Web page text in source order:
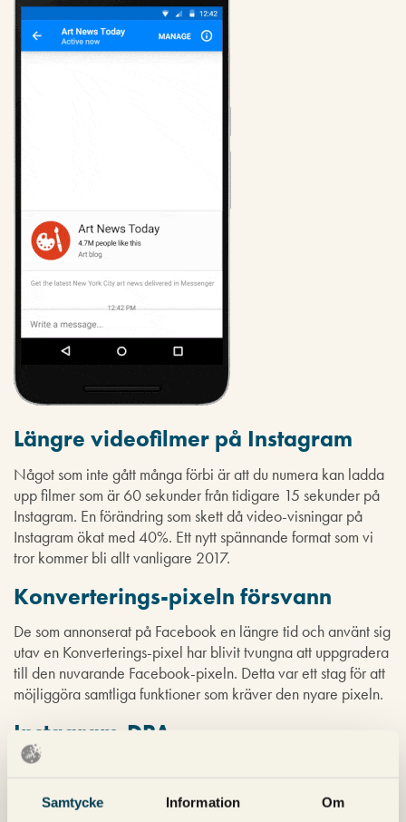
Samtycke Information Om
Längre videofilmer på Instagram
Något som inte gått många förbi är att du numera kan ladda
upp filmer som är 60 sekunder från tidigare 15 sekunder på
Instagram. En förändring som skett då video-visningar på
Instagram ökat med 40%. Ett nytt spännande format som vi
tror kommer bli allt vanligare 2017.
Konverterings-pixeln försvann
De som annonserat på Facebook en längre tid och använt sig
utav en Konverterings-pixel har blivit tvungna att uppgradera
till den nuvarande Facebook-pixeln. Detta var ett stag för att
möjliggöra samtliga funktioner som kräver den nyare pixeln.
Instagram-DPA
Under året som gått har vi också kunnat börja annonsera
kampanjinriktning som tidigt visat positiva resultat. Det har